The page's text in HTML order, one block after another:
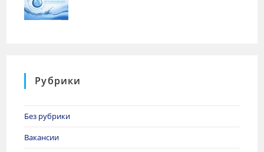
Рубрики
Без рубрики
Вакансии